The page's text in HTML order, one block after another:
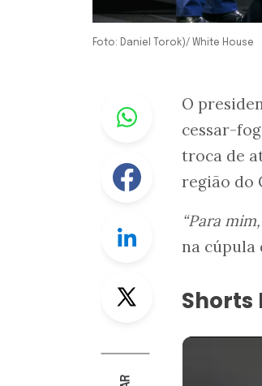
Foto: Daniel Torok)/ White House
Whastapp
Facebook
Linkedin
O
cessar-
troca de
região do
“Para
na cúpula
Shorts